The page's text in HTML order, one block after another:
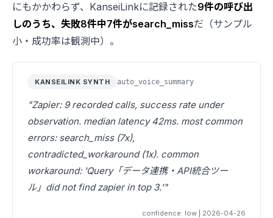
にもかかわらず、KanseiLinkに記録された9件の呼び出
しのうち、失敗8件中7件がsearch_missだ（サンプル
小・成功率は観測中）。
KANSEILINK SYNTH auto_voice_summary
"Zapier: 9 recorded calls, success rate under
observation. median latency 42ms. most common
errors: search_miss (7x),
contradicted_workaround (1x). common
workaround: 'Query「データ連携・API統合ツー
ル」did not find zapier in top 3.'"
confidence: low | 2026-04-26